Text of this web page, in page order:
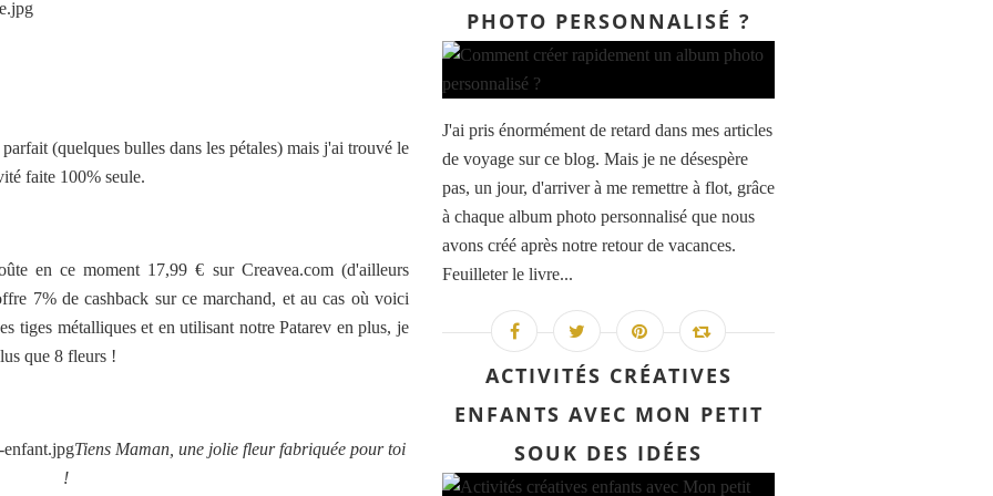
(quelques bulles dans les pétales) mais j'ai trouvé le
faite 100% seule.
en ce moment 17,99 € sur Creavea.com (d'ailleurs
7% de cashback sur ce marchand, et au cas où voici
tiges métalliques et en utilisant notre Patarev en plus, je
que 8 fleurs !
Tiens Maman, une jolie fleur fabriquée pour toi
!
PHOTO PERSONNALISÉ ?
J'ai pris énormément de retard dans mes articles
de voyage sur ce blog. Mais je ne désespère
pas, un jour, d'arriver à me remettre à flot, grâce
à chaque album photo personnalisé que nous
avons créé après notre retour de vacances.
Feuilleter le livre...
ACTIVITÉS CRÉATIVES
ENFANTS AVEC MON PETIT
SOUK DES IDÉES